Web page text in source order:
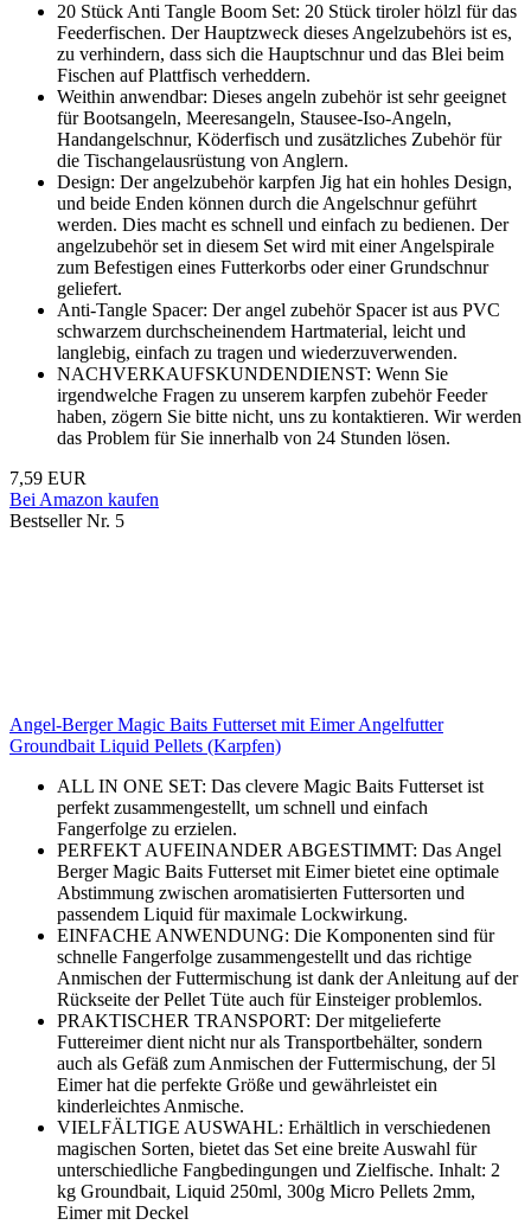
20 Stück Anti Tangle Boom Set: 20 Stück tiroler hölzl für das
Feederfischen. Der Hauptzweck dieses Angelzubehörs ist es,
zu verhindern, dass sich die Hauptschnur und das Blei beim
Fischen auf Plattfisch verheddern.
Weithin anwendbar: Dieses angeln zubehör ist sehr geeignet
für Bootsangeln, Meeresangeln, Stausee-Iso-Angeln,
Handangelschnur, Köderfisch und zusätzliches Zubehör für
die Tischangelausrüstung von Anglern.
Design: Der angelzubehör karpfen Jig hat ein hohles Design,
und beide Enden können durch die Angelschnur geführt
werden. Dies macht es schnell und einfach zu bedienen. Der
angelzubehör set in diesem Set wird mit einer Angelspirale
zum Befestigen eines Futterkorbs oder einer Grundschnur
geliefert.
Anti-Tangle Spacer: Der angel zubehör Spacer ist aus PVC
schwarzem durchscheinendem Hartmaterial, leicht und
langlebig, einfach zu tragen und wiederzuverwenden.
NACHVERKAUFSKUNDENDIENST: Wenn Sie
irgendwelche Fragen zu unserem karpfen zubehör Feeder
haben, zögern Sie bitte nicht, uns zu kontaktieren. Wir werden
das Problem für Sie innerhalb von 24 Stunden lösen.
7,59 EUR
Bei Amazon kaufen
Bestseller Nr. 5
Angel-Berger Magic Baits Futterset mit Eimer Angelfutter
Groundbait Liquid Pellets (Karpfen)
ALL IN ONE SET: Das clevere Magic Baits Futterset ist
perfekt zusammengestellt, um schnell und einfach
Fangerfolge zu erzielen.
PERFEKT AUFEINANDER ABGESTIMMT: Das Angel
Berger Magic Baits Futterset mit Eimer bietet eine optimale
Abstimmung zwischen aromatisierten Futtersorten und
passendem Liquid für maximale Lockwirkung.
EINFACHE ANWENDUNG: Die Komponenten sind für
schnelle Fangerfolge zusammengestellt und das richtige
Anmischen der Futtermischung ist dank der Anleitung auf der
Rückseite der Pellet Tüte auch für Einsteiger problemlos.
PRAKTISCHER TRANSPORT: Der mitgelieferte
Futtereimer dient nicht nur als Transportbehälter, sondern
auch als Gefäß zum Anmischen der Futtermischung, der 5l
Eimer hat die perfekte Größe und gewährleistet ein
kinderleichtes Anmische.
VIELFÄLTIGE AUSWAHL: Erhältlich in verschiedenen
magischen Sorten, bietet das Set eine breite Auswahl für
unterschiedliche Fangbedingungen und Zielfische. Inhalt: 2
kg Groundbait, Liquid 250ml, 300g Micro Pellets 2mm,
Eimer mit Deckel